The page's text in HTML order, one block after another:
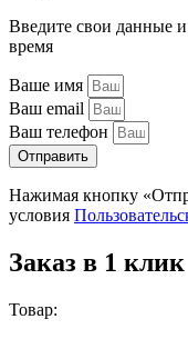
Введите свои данные
время
Ваше имя
Ваш email
Ваш телефон
Отправить
Нажимая кнопку
условия
Заказ в 1 клик
Товар: